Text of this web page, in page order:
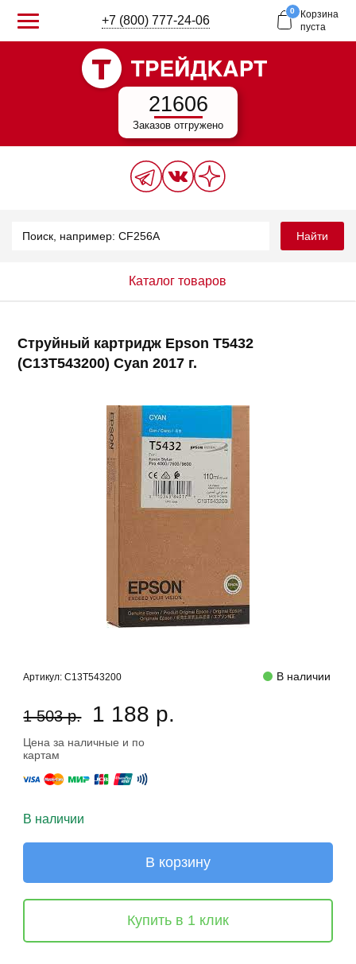
+7 (800) 777-24-06
0
Корзина
пуста
21606
Заказов отгружено
Найти
Каталог товаров
Струйный картридж Epson T5432
(C13T543200) Cyan 2017 г.
Артикул:C13T543200 В наличии
1 503 р. 1 188 р.
Цена за наличные и по
картам
В наличии
В корзину
Купить в 1 клик